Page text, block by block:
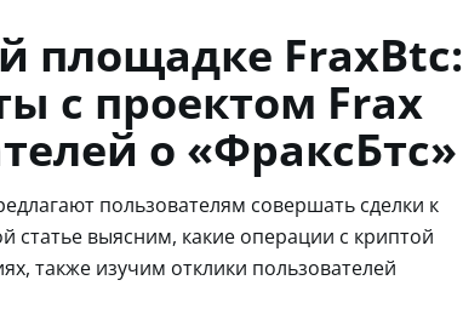
площадке FraxBtc:
с проектом Frax
о «ФраксБтс»
пользователям совершать сделки к
статье выясним, какие операции с криптой
также изучим отклики пользователей